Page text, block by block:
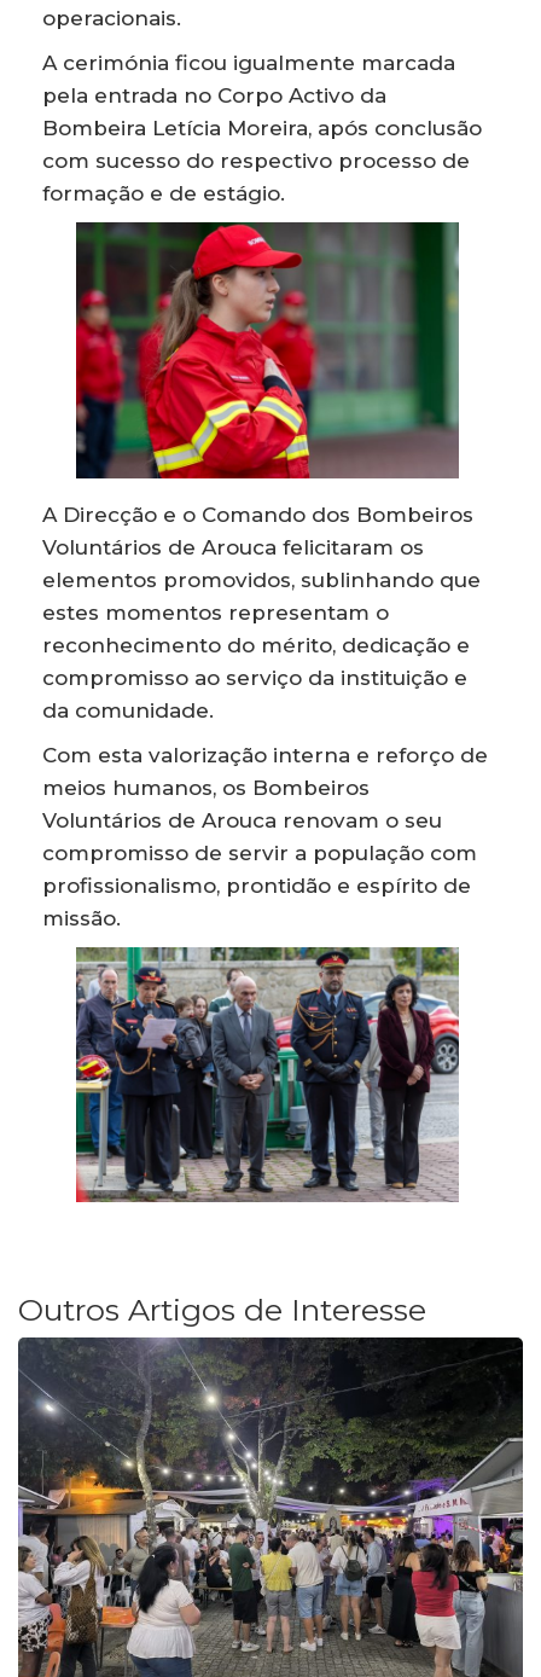
operacionais.
A cerimónia ficou igualmente marcada
pela entrada no Corpo Activo da
Bombeira Letícia Moreira, após conclusão
com sucesso do respectivo processo de
formação e de estágio.
A Direcção e o Comando dos Bombeiros
Voluntários de Arouca felicitaram os
elementos promovidos, sublinhando que
estes momentos representam o
reconhecimento do mérito, dedicação e
compromisso ao serviço da instituição e
da comunidade.
Com esta valorização interna e reforço de
meios humanos, os Bombeiros
Voluntários de Arouca renovam o seu
compromisso de servir a população com
profissionalismo, prontidão e espírito de
missão.
Outros Artigos de Interesse